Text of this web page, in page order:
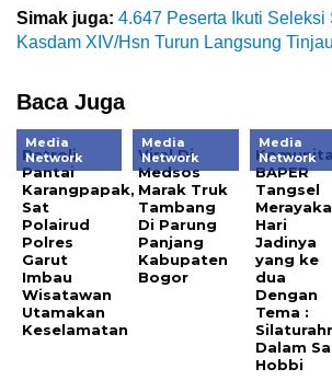
Simak juga: 4.647 Peserta Ikuti Seleksi
Kasdam XIV/Hsn Turun Langsung
Baca Juga
Media
Network
Patroli
Pantai
Karangpapak,
Sat
Polairud
Polres
Garut
Imbau
Wisatawan
Utamakan
Keselamatan
Media
Network
Viral Di
Medsos
Marak Truk
Tambang
Di Parung
Panjang
Kabupaten
Bogor
Media
Network
BAPER
Tangsel
Hari
Jadinya
yang ke
dua
Dengan
Tema :
Dalam
Hobbi